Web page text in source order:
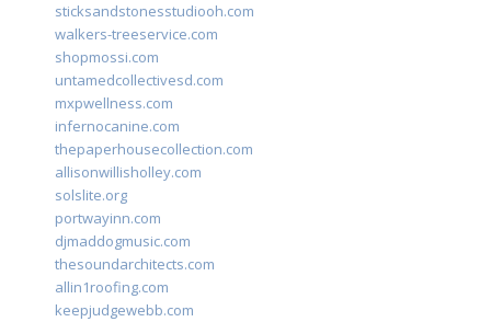
sticksandstonesstudiooh.com
walkers-treeservice.com
shopmossi.com
untamedcollectivesd.com
mxpwellness.com
infernocanine.com
thepaperhousecollection.com
allisonwillisholley.com
solslite.org
portwayinn.com
djmaddogmusic.com
thesoundarchitects.com
allin1roofing.com
keepjudgewebb.com